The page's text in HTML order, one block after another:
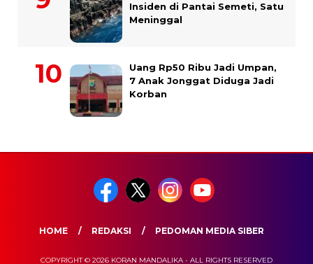
Insiden di Pantai Semeti, Satu
Meninggal
Uang Rp50 Ribu Jadi Umpan,
7 Anak Jonggat Diduga Jadi
Korban
HOME REDAKSI PEDOMAN MEDIA SIBER
COPYRIGHT © 2026 KORAN MANDALIKA - ALL RIGHTS RESERVED